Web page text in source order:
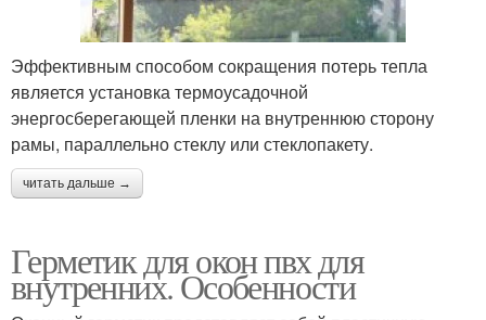
Эффективным способом сокращения потерь тепла
является установка термоусадочной
энергосберегающей пленки на внутреннюю сторону
рамы, параллельно стеклу или стеклопакету.
читать дальше →
Герметик для окон пвх для
внутренних. Особенности